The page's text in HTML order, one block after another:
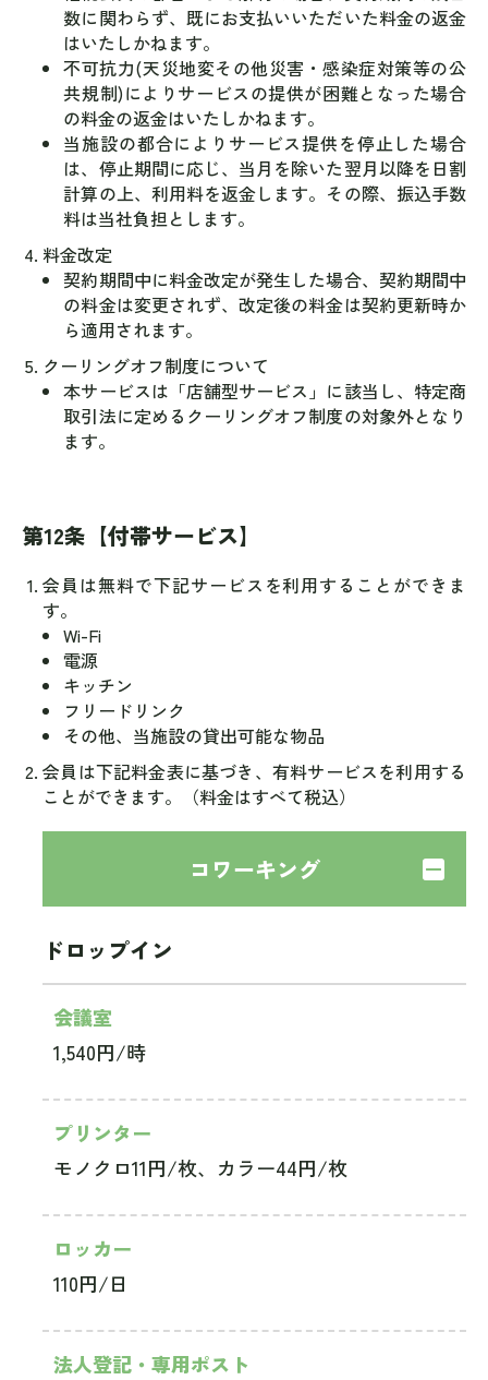
数に関わらず、既にお支払いいただいた料金の返金
はいたしかねます。
不可抗力(天災地変その他災害・感染症対策等の公
共規制)によりサービスの提供が困難となった場合
の料金の返金はいたしかねます。
当施設の都合によりサービス提供を停止した場合
は、停止期間に応じ、当月を除いた翌月以降を日割
計算の上、利用料を返金します。その際、振込手数
料は当社負担とします。
料金改定
契約期間中に料金改定が発生した場合、契約期間中
の料金は変更されず、改定後の料金は契約更新時か
ら適用されます。
クーリングオフ制度について
本サービスは「店舗型サービス」に該当し、特定商
取引法に定めるクーリングオフ制度の対象外となり
ます。
第12条【付帯サービス】
会員は無料で下記サービスを利用することができま
す。
Wi-Fi
電源
キッチン
フリードリンク
その他、当施設の貸出可能な物品
会員は下記料金表に基づき、有料サービスを利用する
ことができます。（料金はすべて税込）
コワーキング
ドロップイン
会議室
1,540円/時
プリンター
モノクロ11円/枚、カラー44円/枚
ロッカー
110円/日
法人登記・専用ポスト